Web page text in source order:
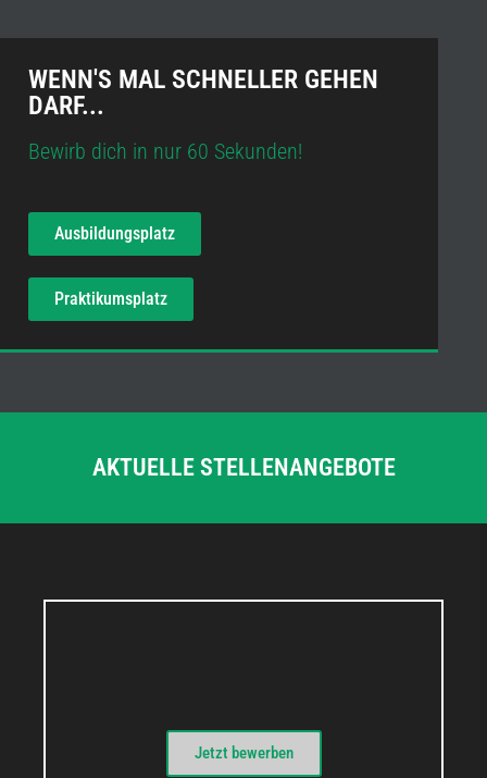
WENN'S MAL SCHNELLER GEHEN
DARF...
Bewirb dich in nur 60 Sekunden!
Ausbildungsplatz
Praktikumsplatz
AKTUELLE STELLENANGEBOTE
Jetzt bewerben